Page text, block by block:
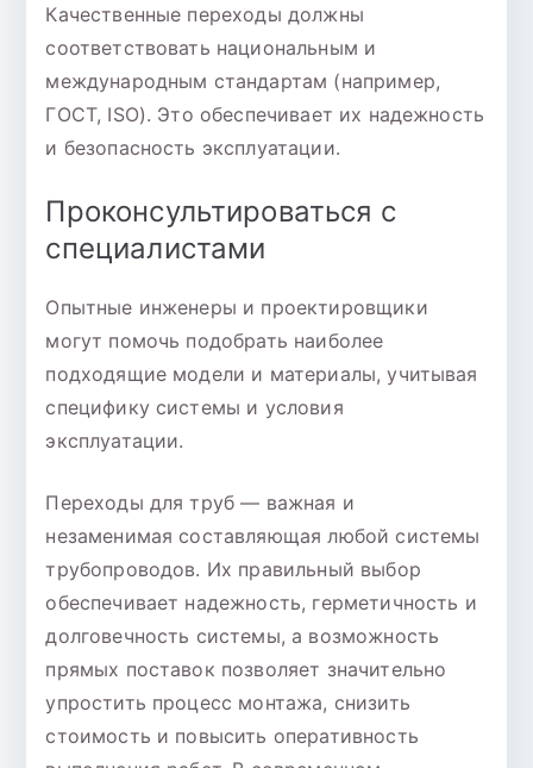
Качественные переходы должны
соответствовать национальным и
международным стандартам (например,
ГОСТ, ISO). Это обеспечивает их надежность
и безопасность эксплуатации.
Проконсультироваться с
специалистами
Опытные инженеры и проектировщики
могут помочь подобрать наиболее
подходящие модели и материалы, учитывая
специфику системы и условия
эксплуатации.
Переходы для труб — важная и
незаменимая составляющая любой системы
трубопроводов. Их правильный выбор
обеспечивает надежность, герметичность и
долговечность системы, а возможность
прямых поставок позволяет значительно
упростить процесс монтажа, снизить
стоимость и повысить оперативность